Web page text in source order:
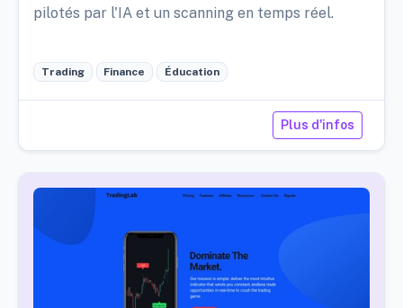
pilotés par l'IA et un scanning en temps réel.
Trading Finance Éducation
Plus d'infos